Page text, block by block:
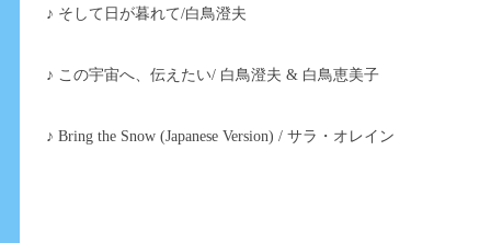
♪ そして日が暮れて/白鳥澄夫
♪ この宇宙へ、伝えたい/ 白鳥澄夫 & 白鳥恵美子
♪ Bring the Snow (Japanese Version) / サラ・オレイン